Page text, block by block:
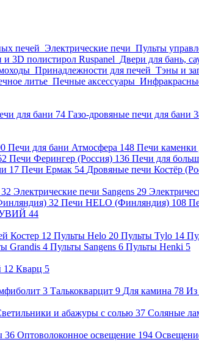
печей Электрические печи Пульты
и 3D полистирол Ruspanel Двери для бань,
Принадлежности для печей Тэны и
литье Печные аксессуары
для бани 74 Газо-дровяные печи для бани
Печи для бани Атмосфера 148 Печи
Печи Ферингер (Россия) 136 Печи для
17 Печи Ермак 54 Дровяные печи Костёр
32 Электрические печи Sangens 29
32 Печи HELO (Финляндия) 108
44
Костер 12 Пульты Helo 20 Пульты Tylo 14
Grandis 4 Пульты Sangens 6 Пульты Henki 5
12 Кварц 5
3 Талькокварцит 9 Для камина 78 Из
и абажуры с солью 37 Соляные
36 Оптоволоконное освещение 194